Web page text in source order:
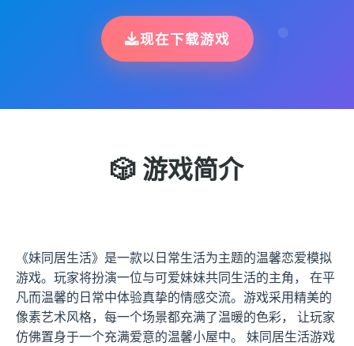
现在下载游戏
🎲 游戏简介
《妹同居生活》是一款以日常生活为主题的温馨恋爱模拟
游戏。玩家将扮演一位与可爱妹妹共同生活的主角， 在平
凡而温馨的日常中体验真挚的情感交流。游戏采用精美的
像素艺术风格，每一个场景都充满了温暖的色彩， 让玩家
仿佛置身于一个充满爱意的温馨小屋中。 妹同居生活游戏